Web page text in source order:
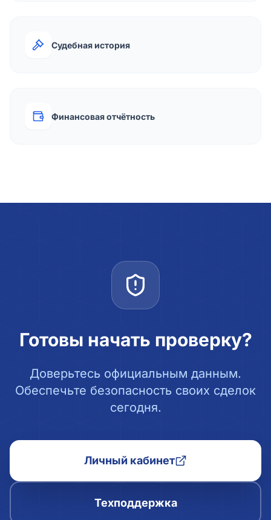
Судебная история
Финансовая отчётность
Готовы начать проверку?
Доверьтесь официальным данным.
Обеспечьте безопасность своих сделок
сегодня.
Личный кабинет
Техподдержка